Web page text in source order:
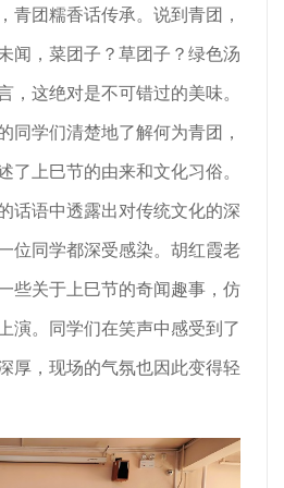
青团糯香话传承。说到青团，
闻，菜团子？草团子？绿色汤
，这绝对是不可错过的美味。
同学们清楚地了解何为青团，
了上巳节的由来和文化习俗。
话语中透露出对传统文化的深
位同学都深受感染。胡红霞老
些关于上巳节的奇闻趣事，仿
演。同学们在笑声中感受到了
厚，现场的气氛也因此变得轻